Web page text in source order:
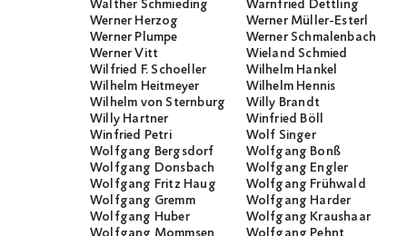
Walther Schmieding
Warnfried Dettling
Werner Herzog
Werner Müller-Esterl
Werner Plumpe
Werner Schmalenbach
Werner Vitt
Wieland Schmied
Wilfried F. Schoeller
Wilhelm Hankel
Wilhelm Heitmeyer
Wilhelm Hennis
Wilhelm von Sternburg
Willy Brandt
Willy Hartner
Winfried Böll
Winfried Petri
Wolf Singer
Wolfgang Bergsdorf
Wolfgang Bonß
Wolfgang Donsbach
Wolfgang Engler
Wolfgang Fritz Haug
Wolfgang Frühwald
Wolfgang Gremm
Wolfgang Harder
Wolfgang Huber
Wolfgang Kraushaar